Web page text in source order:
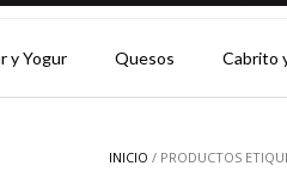
y Yogur Quesos Cabrito
INICIO / PRODUCTOS